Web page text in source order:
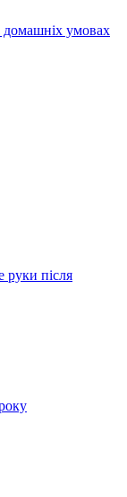
домашніх умовах
руки після